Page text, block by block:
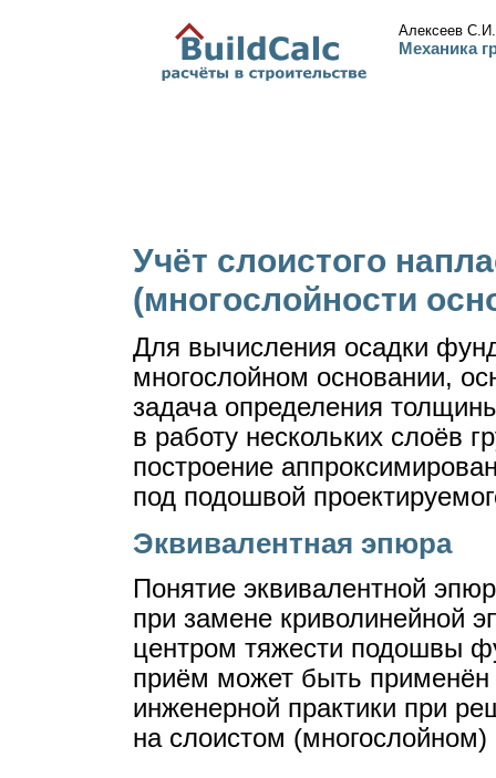
Алексеев С.И.
Механика
Учёт слоистого
(многослойности
Для вычисления осадки
многослойном основании,
задача определения
в работу нескольких слоёв
построение
под подошвой
Эквивалентная эпюра
Понятие эквивалентной
при замене криволинейной
центром тяжести подошвы
приём может быть применён
инженерной практики при
на слоистом